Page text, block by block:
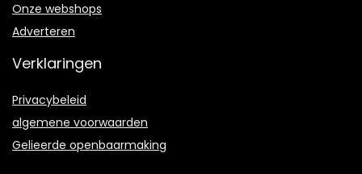
Onze webshops
Adverteren
Verklaringen
Privacybeleid
algemene voorwaarden
Gelieerde openbaarmaking